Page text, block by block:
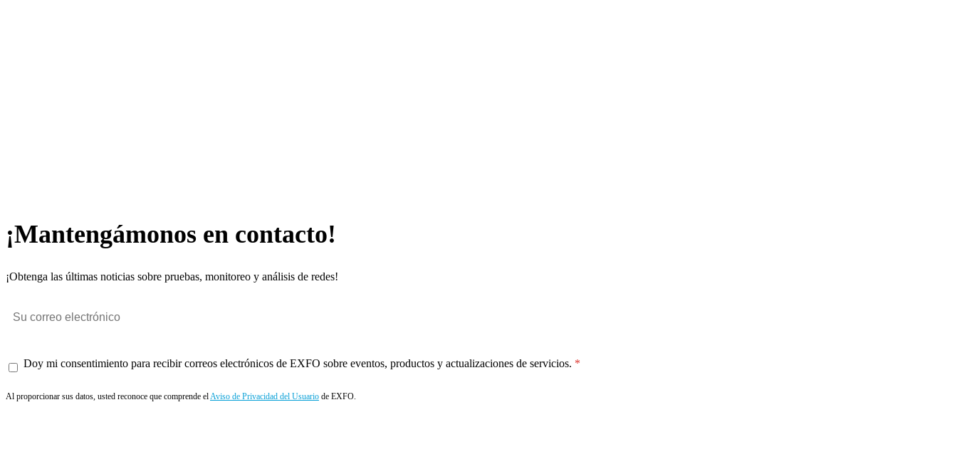
¡Mantengámonos en contacto!
¡Obtenga las últimas noticias sobre pruebas, monitoreo y análisis de redes!
Doy mi consentimiento para recibir correos electrónicos de EXFO sobre eventos, productos y actualizaciones de servicios.
Al proporcionar sus datos, usted reconoce que comprende elAviso de Privacidad del Usuario de EXFO.